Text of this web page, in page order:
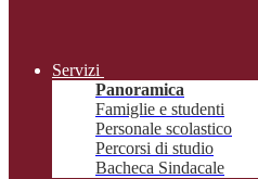
Servizi
Panoramica
Famiglie e studenti
Personale scolastico
Percorsi di studio
Bacheca Sindacale